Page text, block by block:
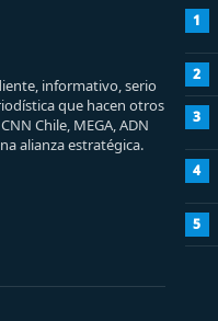
informativo, serio
que hacen otros
Chile, MEGA, ADN
alianza estratégica.
1
2
3
4
5